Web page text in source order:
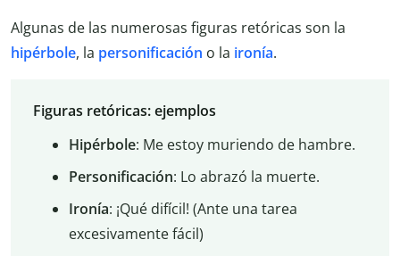
Algunas de las numerosas figuras retóricas son la
hipérbole, la personificación o la ironía.
Figuras retóricas: ejemplos
Hipérbole: Me estoy muriendo de hambre.
Personificación: Lo abrazó la muerte.
Ironía: ¡Qué difícil! (Ante una tarea
excesivamente fácil)